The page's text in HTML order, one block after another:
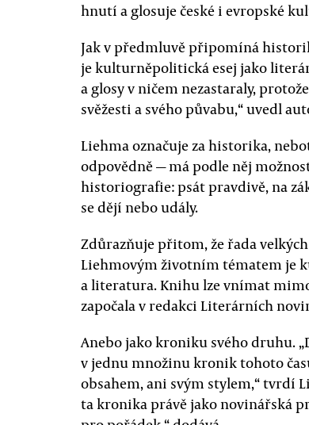
hnutí a glosuje české i evropské
Jak v předmluvě připomíná
je kulturněpolitická esej jako
a glosy v ničem nezastaraly,
svěžesti a svého půvabu,“ uvedl
Liehma označuje za historika,
odpovědně — má podle něj
historiografie: psát pravdivě, na
se dějí nebo udály.
Zdůrazňuje přitom, že řada
Liehmovým životním tématem je
a literatura. Knihu lze vnímat
započala v redakci Literárních
Anebo jako kroniku svého druhu.
v jednu množinu kronik tohoto
obsahem, ani svým stylem,“ tvrdí
ta kronika právě jako novinářská